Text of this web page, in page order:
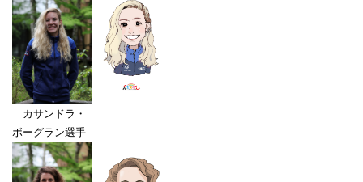
カサンドラ・
ボーグラン選手